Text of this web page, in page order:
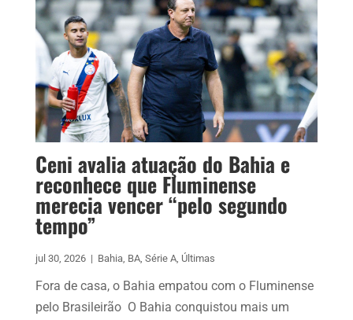
Ceni avalia atuação do Bahia e
reconhece que Fluminense
merecia vencer “pelo segundo
tempo”
jul 30, 2026 | Bahia, BA, Série A, Últimas
Fora de casa, o Bahia empatou com o Fluminense
pelo Brasileirão O Bahia conquistou mais um